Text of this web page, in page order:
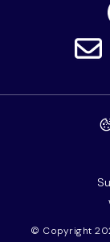
© Copyright